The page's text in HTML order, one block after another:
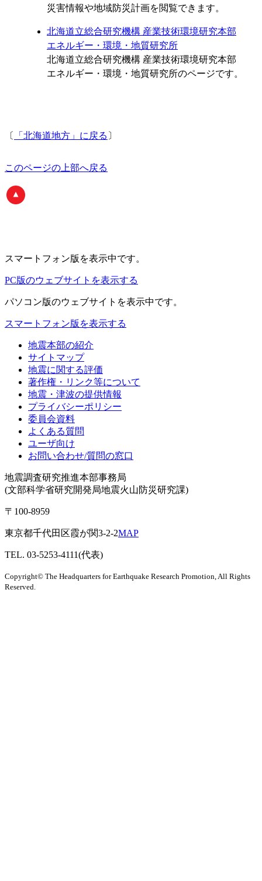
災害情報や地域防災計画を閲覧できます。
北海道立総合研究機構 産業技術環境研究本部
エネルギー・環境・地質研究所
北海道立総合研究機構 産業技術環境研究本部
エネルギー・環境・地質研究所のページです。
〔 「北海道地方」に戻る 〕
このページの上部へ戻る
スマートフォン版 を表示中です。
PC版のウェブサイトを表示する
パソコン版のウェブサイトを表示中です。
スマートフォン版を表示する
地震本部の紹介
サイトマップ
地震に関する評価
著作権・リンク等について
地震・津波の提供情報
プライバシーポリシー
委員会資料
よくある質問
ユーザ向け
お問い合わせ/質問の窓口
地震調査研究推進本部事務局
(文部科学省研究開発局地震火山防災研究課)
〒100-8959
東京都千代田区霞が関3-2-2MAP
TEL. 03-5253-4111(代表)
Copyright© The Headquarters for Earthquake Research Promotion, All Rights
Reserved.